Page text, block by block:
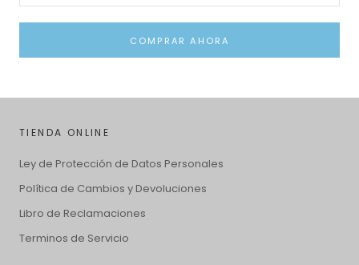
COMPRAR AHORA
TIENDA ONLINE
Ley de Protección de Datos Personales
Política de Cambios y Devoluciones
Libro de Reclamaciones
Terminos de Servicio